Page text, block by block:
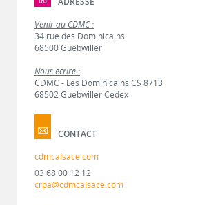
Venir au CDMC :
34 rue des Dominicains
68500 Guebwiller
Nous écrire :
CDMC - Les Dominicains CS 8713
68502 Guebwiller Cedex
CONTACT
cdmcalsace.com
03 68 00 12 12
crpa@cdmcalsace.com